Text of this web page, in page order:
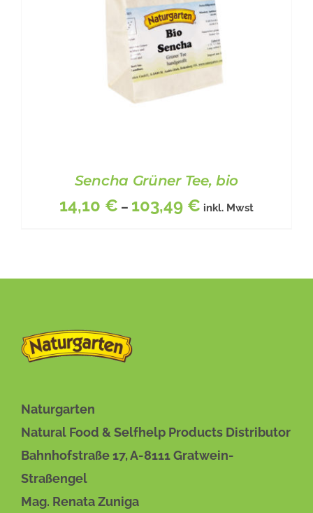
OPTIONEN
KÖNNEN
AUF
DER
PRODUKTSEITE
GEWÄHLT
WERDEN
BESCHREIBUNG
DIE
OPTIONEN
KÖNNEN
Sencha Grüner Tee, bio
14,10 € – 103,49 € inkl. Mwst
Naturgarten
Natural Food & Selfhelp Products Distributor
Bahnhofstraße 17, A-8111 Gratwein-
Straßengel
Mag. Renata Zuniga